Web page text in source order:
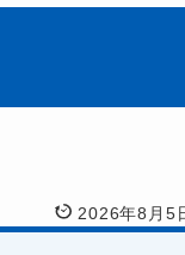
2026年8月5